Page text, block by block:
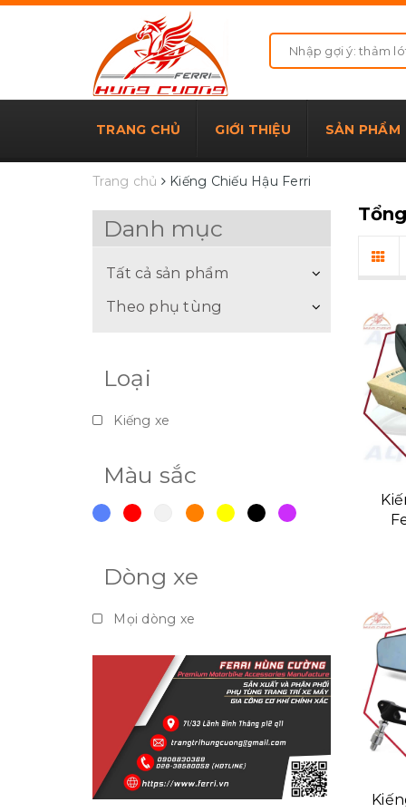
TRANG CHỦ GIỚI THIỆU SẢN PHẨM
Trang chủ Kiếng Chiếu Hậu Ferri
Danh mục
Tất cả sản phẩm
Theo phụ tùng
Loại
Kiếng xe
Màu sắc
Dòng xe
Mọi dòng xe